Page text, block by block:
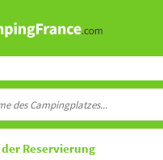
Reservierung